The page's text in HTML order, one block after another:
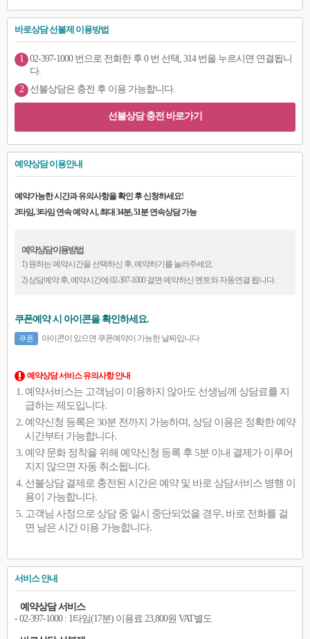
바로상담 선불제 이용방법
1 02-397-1000 번으로 전화한 후 0 번 선택, 314 번을 누르시면 연결됩니
다.
2
선불상담은 충전 후 이용 가능합니다.
선불상담 충전 바로가기
예약상담 이용안내
예약가능한 시간과 유의사항을 확인 후 신청하세요!
2타임, 3타임 연속 예약 시, 최대 34분, 51분 연속상담 가능
예약상담 이용방법
1) 원하는 예약시간을 선택하신 후, 예약하기를 눌러주세요.
2) 상담예약 후, 예약시간에 02-397-1000 걸면 예약하신 멘토와 자동연결 됩니다.
쿠폰예약 시 아이콘을 확인하세요.
쿠폰 아이콘이 있으면 쿠폰예약이 가능한 날짜입니다
예약상담 서비스 유의사항 안내
예약서비스는 고객님이 이용하지 않아도 선생님께 상담료를 지
급하는 제도입니다.
예약신청 등록은 30분 전까지 가능하며, 상담 이용은 정확한 예약
시간부터 가능합니다.
예약 문화 정착을 위해 예약신청 등록 후 5분 이내 결제가 이루어
지지 않으면 자동 취소됩니다.
선불상담 결제로 충전된 시간은 예약 및 바로 상담서비스 병행 이
용이 가능합니다.
고객님 사정으로 상담 중 일시 중단되었을 경우, 바로 전화를 걸
면 남은 시간 이용 가능합니다.
서비스 안내
예약상담 서비스
- 02-397-1000 : 1타임(17분) 이용료 23,800원 VAT별도